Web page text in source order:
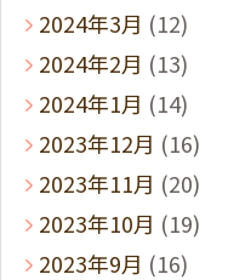
2024年3月 (12)
2024年2月 (13)
2024年1月 (14)
2023年12月 (16)
2023年11月 (20)
2023年10月 (19)
2023年9月 (16)